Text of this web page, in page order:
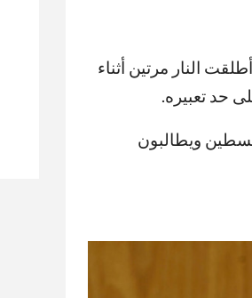
النار مرتين أثناء
حد تعبيره.
ويطالبون